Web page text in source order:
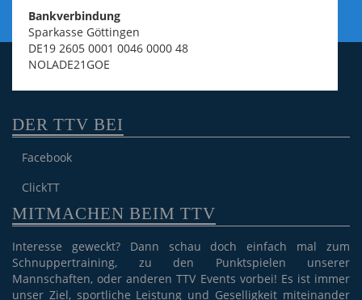
Bankverbindung
Sparkasse Göttingen
DE19 2605 0001 0046 0000 48
NOLADE21GOE
DER TTV BEI
Facebook
ClickTT
MITMACHEN BEIM TTV
Interesse geweckt? Dann schau doch einfach mal zum
Schnuppertraining, zu den Punktspielen unserer
Mannschaften, oder anderen TTV Events vorbei! Es ist immer
unser Ziel, sportliche Leistung und Geselligkeit miteinander